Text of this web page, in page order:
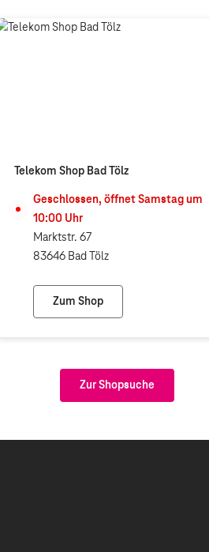
Telekom Shop Bad Tölz
Geschlossen, öffnetSamstagum
10:00Uhr
Marktstr. 67
83646 Bad Tölz
Zum Shop
Telekom Shop Bad Tölz
Zur Shopsuche